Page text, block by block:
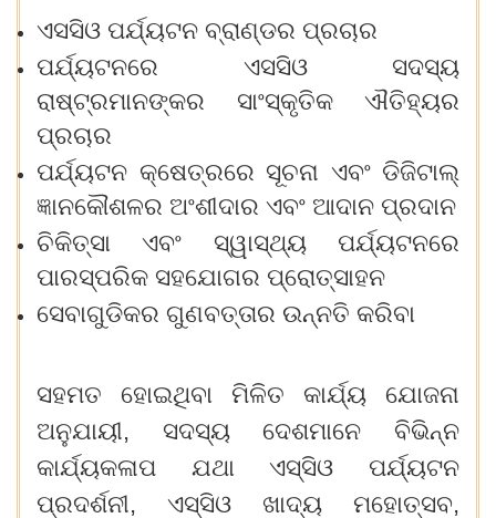
ଏସସିଓ ପର୍ଯ୍ୟଟନ ବ୍ରାଣ୍ଡର ପ୍ରଚାର
ପର୍ଯ୍ୟଟନରେ
ଏସସିଓ
ସଦସ୍ୟ
ରାଷ୍ଟ୍ରମାନଙ୍କର
ସାଂସ୍କୃତିକ
ଐତିହ୍ୟର
ପ୍ରଚାର
ପର୍ଯ୍ୟଟନ କ୍ଷେତ୍ରରେ ସୂଚନା ଏବଂ ଡିଜିଟାଲ୍
ଜ୍ଞାନକୌଶଳର ଅଂଶୀଦାର ଏବଂ ଆଦାନ ପ୍ରଦାନ
ଚିକିତ୍ସା
ଏବଂ ସ୍ୱାସ୍ଥ୍ୟ
ପର୍ଯ୍ୟଟନରେ
ପାରସ୍ପରିକ ସହଯୋଗର ପ୍ରୋତ୍ସାହନ
ସେବାଗୁଡିକର ଗୁଣବତ୍ତାର ଉନ୍ନତି କରିବା
ସହମତ ହୋଇଥିବା ମିଳିତ କାର୍ଯ୍ୟ
ଯୋଜନା
ଅନୁଯାୟୀ, ସଦସ୍ୟ
ଦେଶମାନେ
ବିଭିନ୍ନ
କାର୍ଯ୍ୟକଳାପ
ଯଥା ଏସ୍‍ସିଓ
ପର୍ଯ୍ୟଟନ
ପ୍ରଦର୍ଶନୀ, ଏସ୍‍ସିଓ
ଖାଦ୍ୟ ମହୋତ୍ସବ,